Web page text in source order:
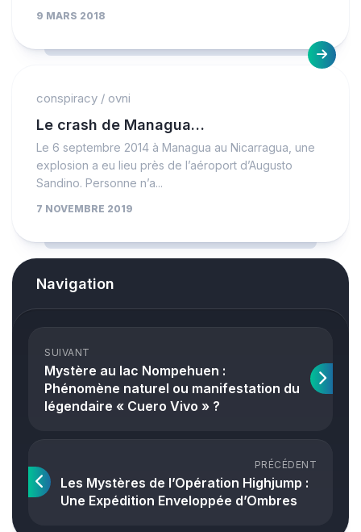
9 MARS 2018
conspiracy / ovni
Le crash de Managua…
Le 6 septembre 2014 à Managua au Nicarragua, une
explosion a eu lieu près de l’aéroport d’Augusto
Sandino. Personne n’a...
7 NOVEMBRE 2019
Navigation
SUIVANT
Mystère au lac Nompehuen :
Phénomène naturel ou manifestation du
légendaire « Cuero Vivo » ?
PRÉCÉDENT
Les Mystères de l’Opération Highjump :
Une Expédition Enveloppée d’Ombres